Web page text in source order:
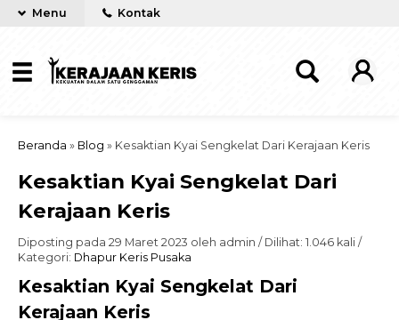
Menu Kontak
Beranda » Blog » Kesaktian Kyai Sengkelat Dari Kerajaan Keris
Kesaktian Kyai Sengkelat Dari
Kerajaan Keris
Diposting pada 29 Maret 2023 oleh admin / Dilihat: 1.046 kali /
Kategori: Dhapur Keris Pusaka
Kesaktian Kyai Sengkelat Dari
Kerajaan Keris